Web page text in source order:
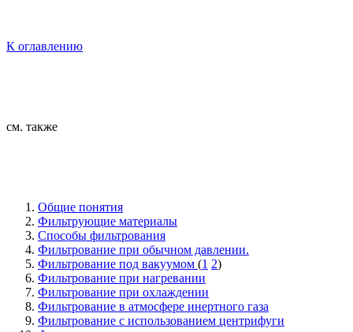
К оглавлению
см. также
Общие понятия
Фильтрующие материалы
Способы фильтрования
Фильтрование при обычном давлении.
Фильтрование под вакуумом (1 2)
Фильтрование при нагревании
Фильтрование при охлаждении
Фильтрование в атмосфере инертного газа
Фильтрование с использованием центрифуги